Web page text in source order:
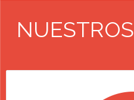
NUESTROS